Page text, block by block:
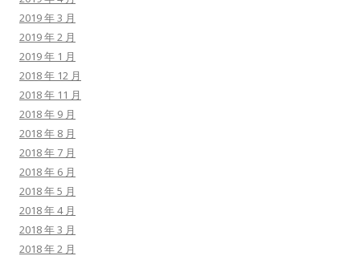
2019 年 3 月
2019 年 2 月
2019 年 1 月
2018 年 12 月
2018 年 11 月
2018 年 9 月
2018 年 8 月
2018 年 7 月
2018 年 6 月
2018 年 5 月
2018 年 4 月
2018 年 3 月
2018 年 2 月